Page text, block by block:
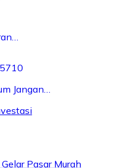
Jangan…
Pasar Murah